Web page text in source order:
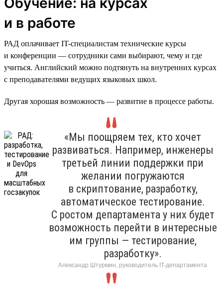
и в работе
РАД оплачивает IT-специалистам технические курсы
и конференции — сотрудники сами выбирают, чему и где
учиться. Английский можно подтянуть на внутренних курсах
с преподавателями ведущих языковых школ.
Другая хорошая возможность — развитие в процессе работы.
«Мы поощряем тех, кто хочет
развиваться. Например, инженеры
третьей линии поддержки при
желании погружаются
в скриптование, разработку,
автоматическое тестирование.
С ростом департамента у них будет
возможность перейти в интересные
им группы — тестирование,
разработку».
Александр Штурмин, руководитель IT-департамента